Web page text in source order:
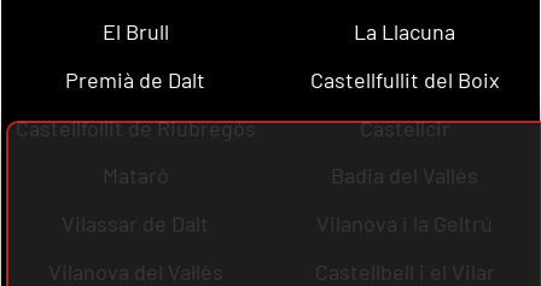
El Brull
La Llacuna
Premià de Dalt
Castellfullit del Boix
Castellfollit de Riubregós
Castellcir
Mataró
Badia del Vallès
Vilassar de Dalt
Vilanova i la Geltrú
Vilanova del Vallès
Castellbell i el Vilar